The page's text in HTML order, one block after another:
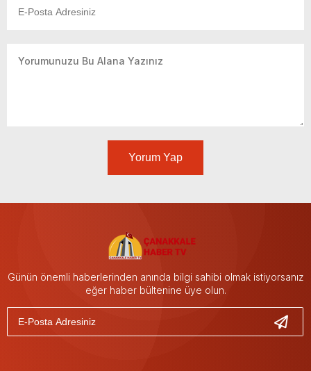
Yorum Yap
Günün önemli haberlerinden anında bilgi sahibi olmak istiyorsanız
eğer haber bültenine üye olun.